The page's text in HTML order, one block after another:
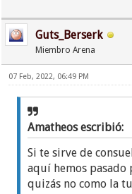
Guts_Berserk
Miembro Arena
07 Feb, 2022, 06:49 PM
Amatheos escribió:
Si te sirve de
aquí hemos
quizás no como la